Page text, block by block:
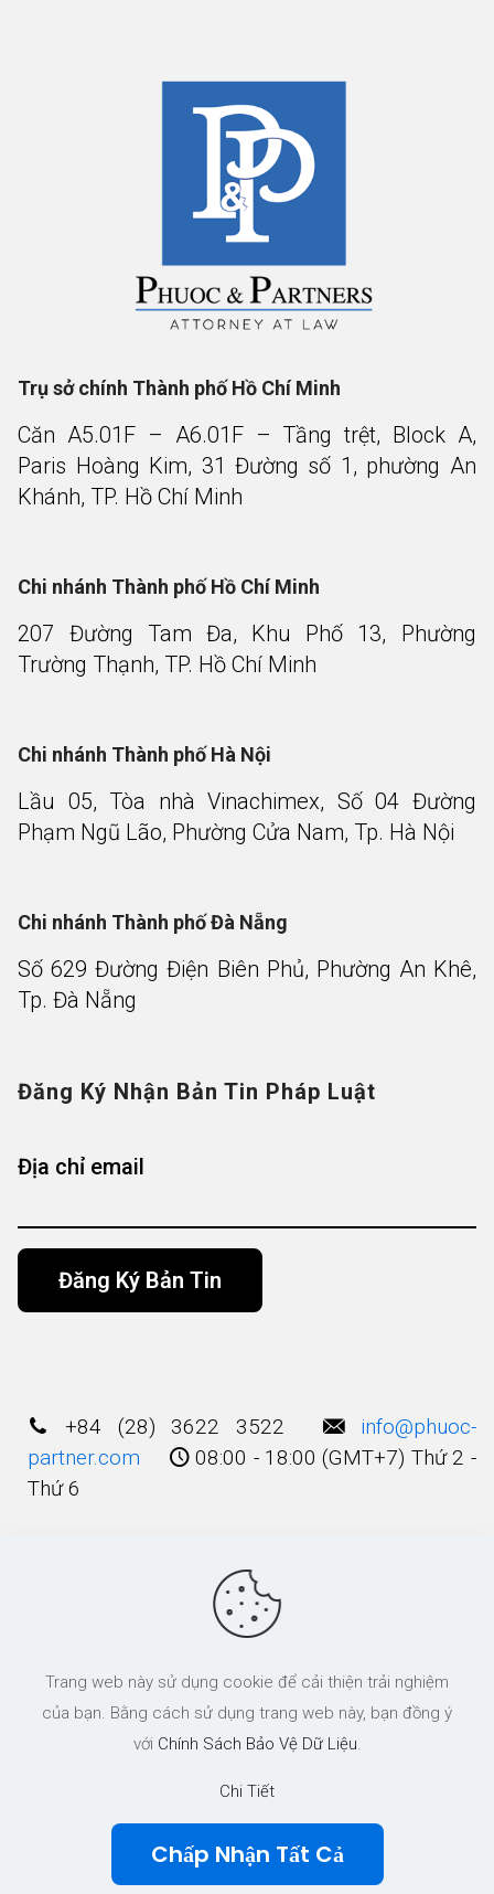
Trụ sở chính Thành phố Hồ Chí Minh
Căn A5.01F – A6.01F – Tầng trệt, Block A,
Paris Hoàng Kim, 31 Đường số 1, phường An
Khánh, TP. Hồ Chí Minh
Chi nhánh Thành phố Hồ Chí Minh
207 Đường Tam Đa, Khu Phố 13, Phường
Trường Thạnh, TP. Hồ Chí Minh
Chi nhánh Thành phố Hà Nội
Lầu 05, Tòa nhà Vinachimex, Số 04 Đường
Phạm Ngũ Lão, Phường Cửa Nam, Tp. Hà Nội
Chi nhánh Thành phố Đà Nẵng
Số 629 Đường Điện Biên Phủ, Phường An Khê,
Tp. Đà Nẵng
Đăng Ký Nhận Bản Tin Pháp Luật
Địa chỉ email
+84 (28) 3622 3522
info@phuoc-
partner.com
08:00 - 18:00 (GMT+7) Thứ 2 -
Thứ 6
© 2003 - 2025 Bản quyền thuộc về Công Ty
Luật TNHH Phước và Các cộng Sự
Trang web này sử dụng cookie để cải thiện trải nghiệm
của bạn. Bằng cách sử dụng trang web này, bạn đồng ý
với Chính Sách Bảo Vệ Dữ Liệu.
Chi Tiết
Chấp Nhận Tất Cả